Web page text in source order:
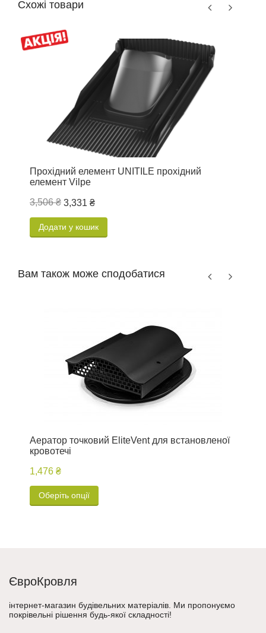
Схожі товари
Прохідний елемент UNITILE прохідний
елемент Vilpe
3,506 ₴ 3,331 ₴
Додати у кошик
Вам також може сподобатися
Аератор точковий EliteVent для встановленої
кровотечі
1,476 ₴
Оберіть опції
ЄвроКровля
інтернет-магазин будівельних матеріалів. Ми пропонуємо
покрівельні рішення будь-якої складності!